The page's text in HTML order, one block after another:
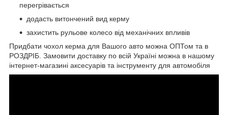
перегрівається
додасть витончений вид керму
захистить рульове колесо від механічних впливів
Придбати чохол керма для Вашого авто можна ОПТом та в
РОЗДРІБ. Замовити доставку по всій Україні можна в нашому
інтернет-магазині аксесуарів та інструменту для автомобіля